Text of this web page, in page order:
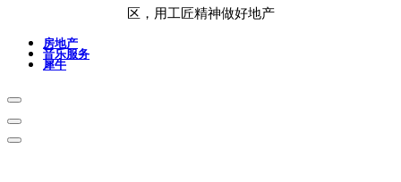
区，用工匠精神做好地产
房地产
音乐服务
犀牛